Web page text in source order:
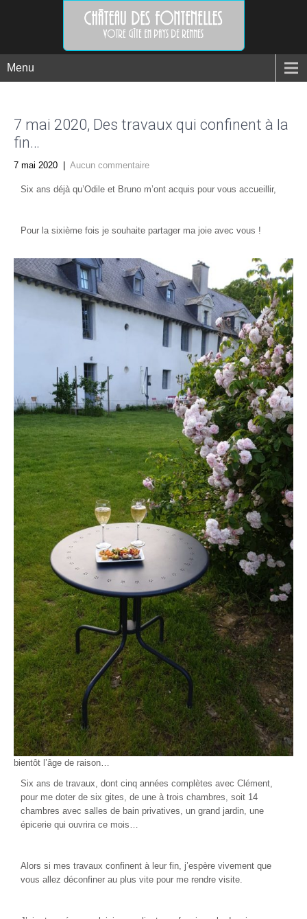
Menu
7 mai 2020, Des travaux qui confinent à la
fin…
7 mai 2020 Aucun commentaire
Six ans déjà qu’Odile et Bruno m’ont acquis pour vous accueillir,
Pour la sixième fois je souhaite partager ma joie avec vous !
bientôt l’âge de raison…
Six ans de travaux, dont cinq années complètes avec Clément,
pour me doter de six gites, de une à trois chambres, soit 14
chambres avec salles de bain privatives, un grand jardin, une
épicerie qui ouvrira ce mois…
Alors si mes travaux confinent à leur fin, j’espère vivement que
vous allez déconfiner au plus vite pour me rendre visite.